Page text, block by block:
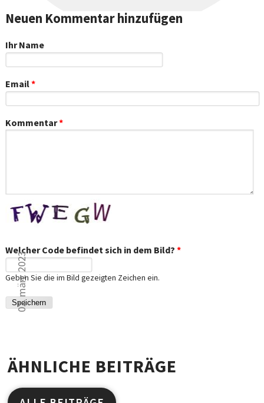
Neuen Kommentar hinzufügen
Ihr Name
Email*
Kommentar*
Welcher Code befindet sich in dem Bild? *
Geben Sie die im Bild gezeigten Zeichen ein.
ÄHNLICHE BEITRÄGE
02. märz 2023